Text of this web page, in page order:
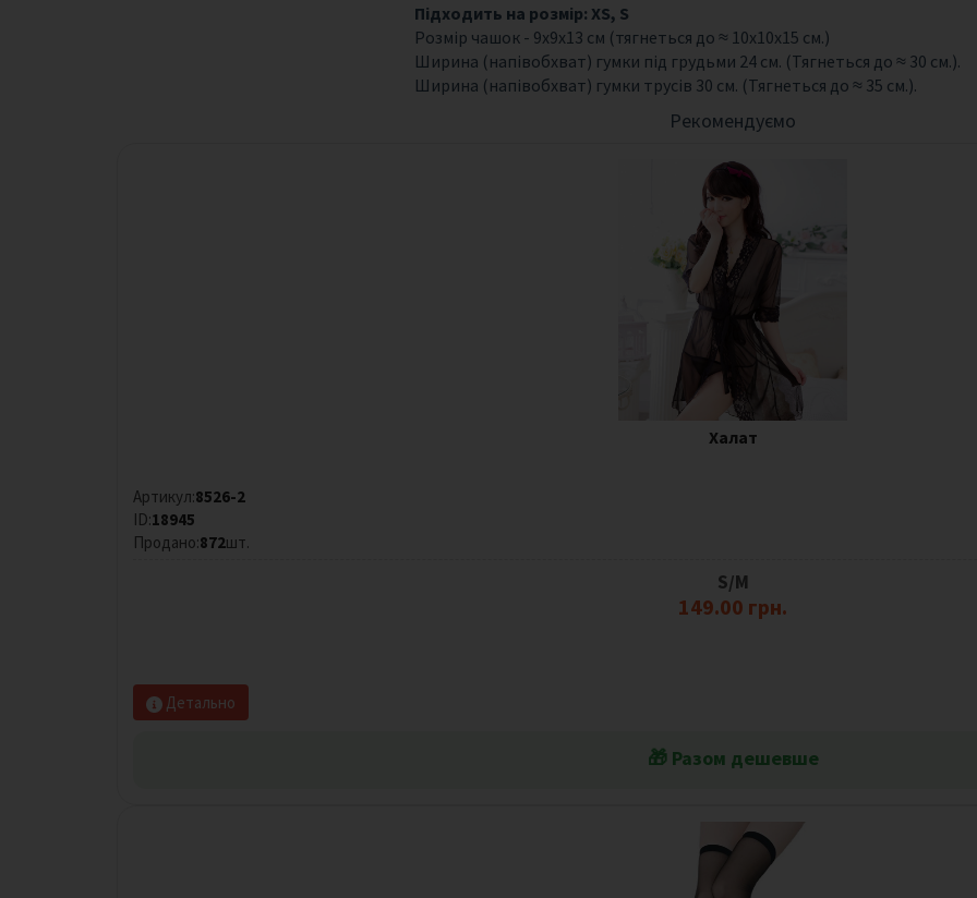
Підходить на розмір: XS, S
Розмір чашок - 9х9х13 см (тягнеться до ≈ 10х10х15 см.)
Ширина (напівобхват) гумки під грудьми 24 см. (Тягнеться до ≈ 30 см.).
Ширина (напівобхват) гумки трусів 30 см. (Тягнеться до ≈ 35 см.).
Рекомендуємо
Халат
Артикул:8526-2
ID:18945
Продано:872шт.
S/M
149.00 грн.
Детально
🎁 Разом дешевше